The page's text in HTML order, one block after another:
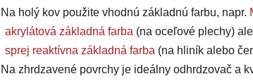
Na holý kov použite vhodnú základnú farbu, napr.
akrylátová základná farba (na oceľové plechy)
sprej reaktívna základná farba (na hliník alebo
Na zhrdzavené povrchy je ideálny odhrdzovač a